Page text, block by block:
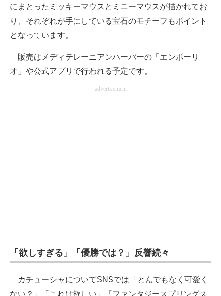
にまとったミッキーマウスとミニーマウスが描かれてお
り、それぞれが手にしている宝石のモチーフもポイント
となっています。
販売はメディテレーニアンハーバーの「エンポーリ
オ」や公式アプリで行われる予定です。
advertisement
「欲しすぎる」「優勝では？」反響続々
カチューシャについてSNSでは「とんでもなく可愛く
ない？」「これは欲しい」「ファンタジースプリングス